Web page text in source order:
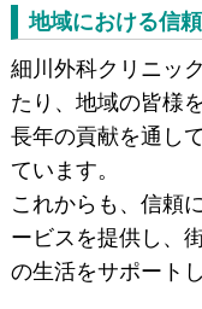
地域における信
細川外科クリニッ
たり、地域の皆様
長年の貢献を通し
ています。
これからも、信頼
ービスを提供し、
の生活をサポート